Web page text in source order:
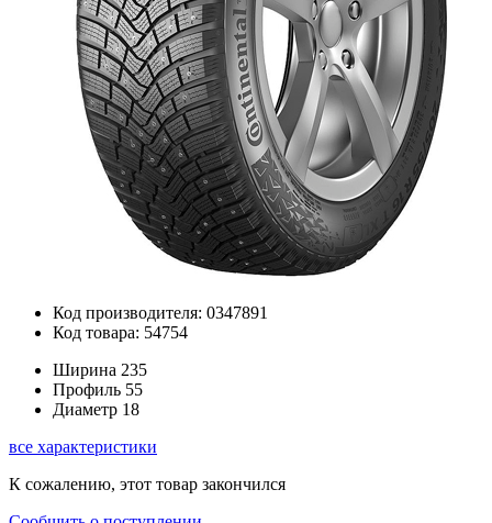
Код производителя: 0347891
Код товара: 54754
Ширина 235
Профиль 55
Диаметр 18
все характеристики
К сожалению, этот товар закончился